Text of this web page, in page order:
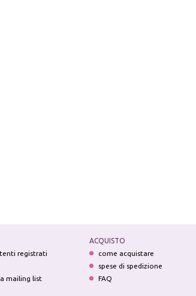
registrati
mailing list
ACQUISTO
come acquistare
spese di spedizione
FAQ